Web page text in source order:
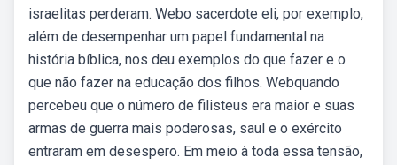
israelitas perderam. Webo sacerdote eli, por exemplo,
além de desempenhar um papel fundamental na
história bíblica, nos deu exemplos do que fazer e o
que não fazer na educação dos filhos. Webquando
percebeu que o número de filisteus era maior e suas
armas de guerra mais poderosas, saul e o exército
entraram em desespero. Em meio à toda essa tensão,